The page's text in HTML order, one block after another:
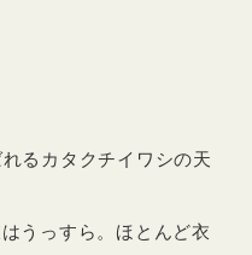
るカタクチイワシの天
うっすら。ほとんど衣